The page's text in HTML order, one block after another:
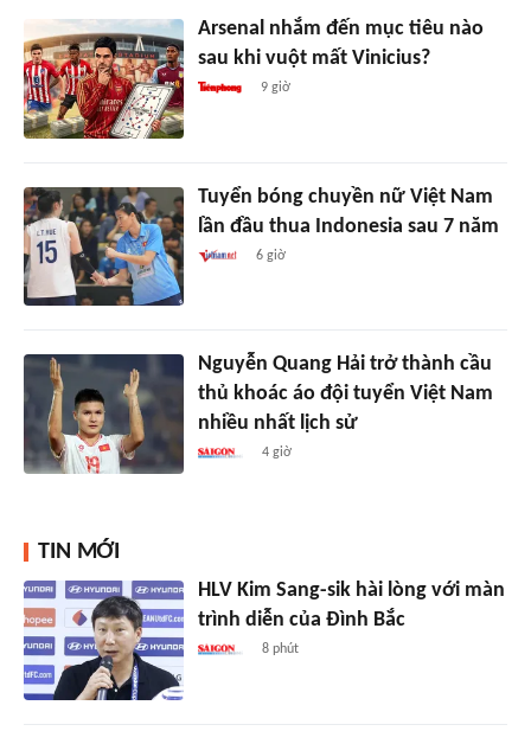
Arsenal nhắm đến mục tiêu nào
sau khi vuột mất Vinicius?
9 giờ
Tuyển bóng chuyền nữ Việt Nam
lần đầu thua Indonesia sau 7 năm
6 giờ
Nguyễn Quang Hải trở thành cầu
thủ khoác áo đội tuyển Việt Nam
nhiều nhất lịch sử
4 giờ
TIN MỚI
HLV Kim Sang-sik hài lòng với màn
trình diễn của Đình Bắc
8 phút